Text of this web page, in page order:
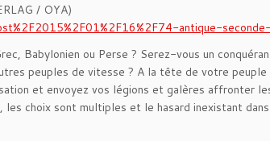
/ OYA)
-antique-
Babylonien ou Perse ? Serez-vous un
peuples de vitesse ? A la tête de votre
et envoyez vos légions et galères affronter
les choix sont multiples et le hasard inexistant